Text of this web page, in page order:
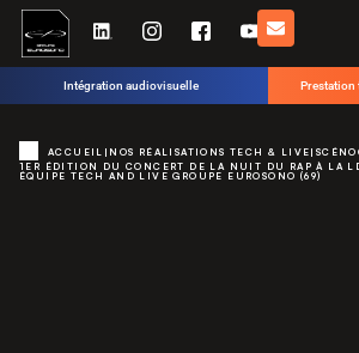
Intégration audiovisuelle Prestation
ACCUEIL | NOS RÉALISATIONS TECH & LIVE |
1ER ÉDITION DU CONCERT DE LA NUIT DU RAP À LA
ÉQUIPE TECH AND LIVE GROUPE EUROSONO (69)